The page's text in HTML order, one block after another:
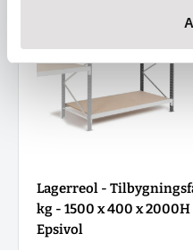
Lagerreol -
kg - 1500 x 400 x
Epsivol